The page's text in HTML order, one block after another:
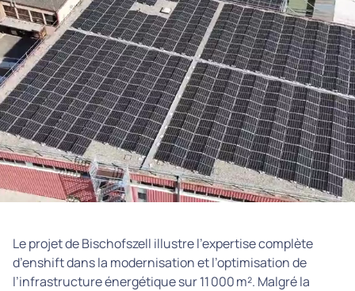
Le projet de Bischofszell illustre l’expertise complète
d’enshift dans la modernisation et l’optimisation de
l’infrastructure énergétique sur 11 000 m². Malgré la